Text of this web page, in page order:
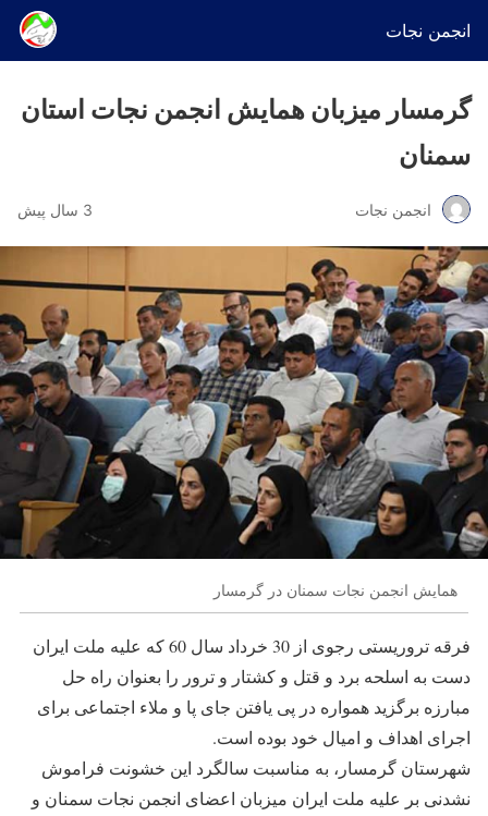
انجمن نجات
گرمسار میزبان همایش انجمن نجات استان
سمنان
انجمن نجات 3 سال پیش
همایش انجمن نجات سمنان در گرمسار
فرقه تروریستی رجوی از 30 خرداد سال 60 که علیه ملت ایران
دست به اسلحه برد و قتل و کشتار و ترور را بعنوان راه حل
مبارزه برگزید همواره در پی یافتن جای پا و ملاء اجتماعی برای
اجرای اهداف و امیال خود بوده است.
شهرستان گرمسار، به مناسبت سالگرد این خشونت فراموش
نشدنی بر علیه ملت ایران میزبان اعضای انجمن نجات سمنان و